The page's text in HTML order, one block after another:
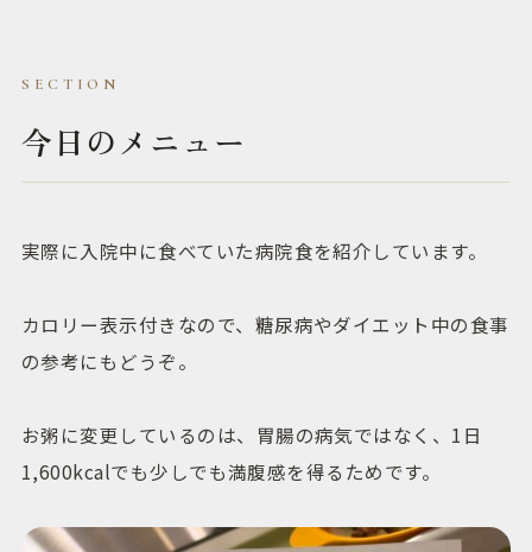
今日のメニュー
実際に入院中に食べていた病院食を紹介しています。
カロリー表示付きなので、糖尿病やダイエット中の食事
の参考にもどうぞ。
お粥に変更しているのは、胃腸の病気ではなく、1日
1,600kcalでも少しでも満腹感を得るためです。